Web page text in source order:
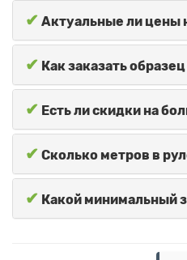
✔ Актуальные ли цены
✔ Как заказать
✔ Есть ли скидки на
✔ Сколько метров в
✔ Какой минимальный